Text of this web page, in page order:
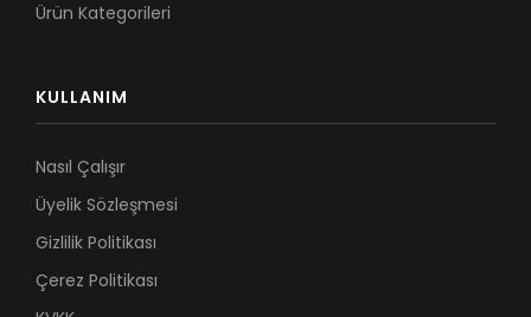
Ürün Kategorileri
KULLANIM
Nasıl Çalışır
Üyelik Sözleşmesi
Gizlilik Politikası
Çerez Politikası